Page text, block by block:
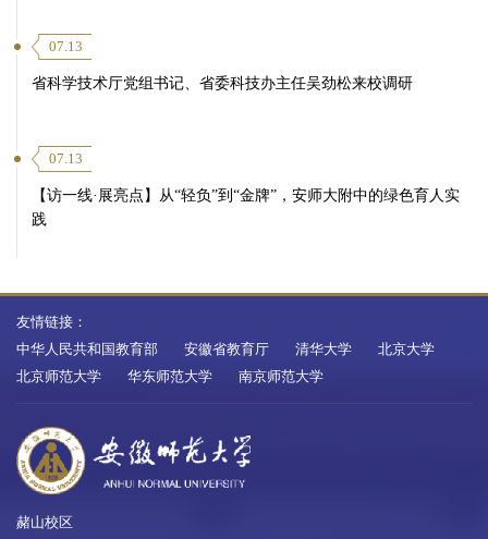
07.13
省科学技术厅党组书记、省委科技办主任吴劲松来校调研
07.13
【访一线·展亮点】从“轻负”到“金牌”，安师大附中的绿色育人实
践
友情链接：
中华人民共和国教育部
安徽省教育厅 清华大学
北京大学
北京师范大学
华东师范大学 南京师范大学
赭山校区